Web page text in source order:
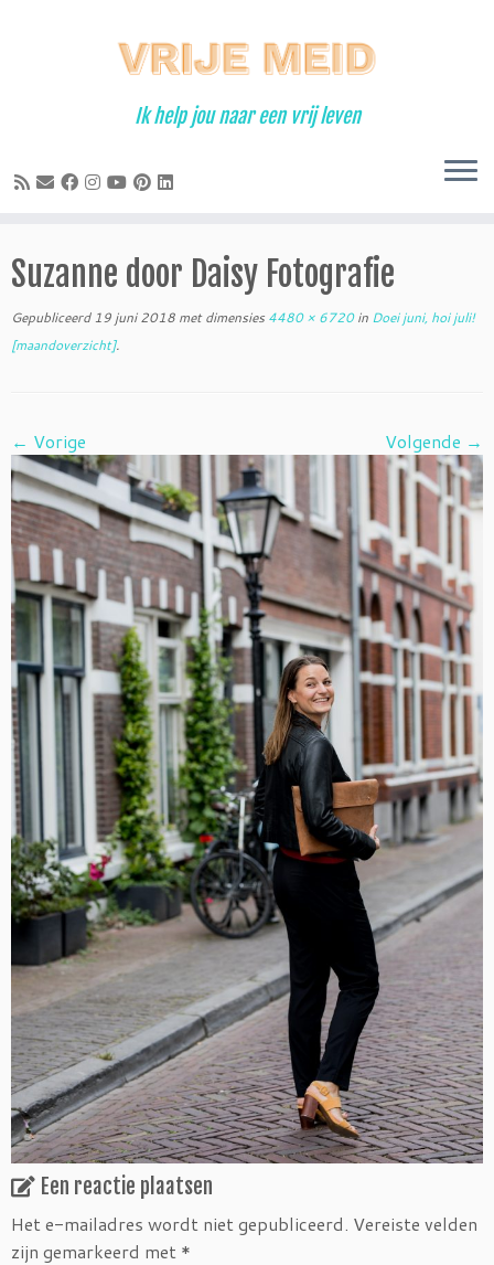
Ik help jou naar een vrij leven
Suzanne door Daisy Fotografie
Gepubliceerd 19 juni 2018 met dimensies 4480 × 6720in Doei juni, hoi juli!
[maandoverzicht].
← Vorige Volgende →
Een reactie plaatsen
Het e-mailadres wordt niet gepubliceerd. Vereiste velden
zijn gemarkeerd met *